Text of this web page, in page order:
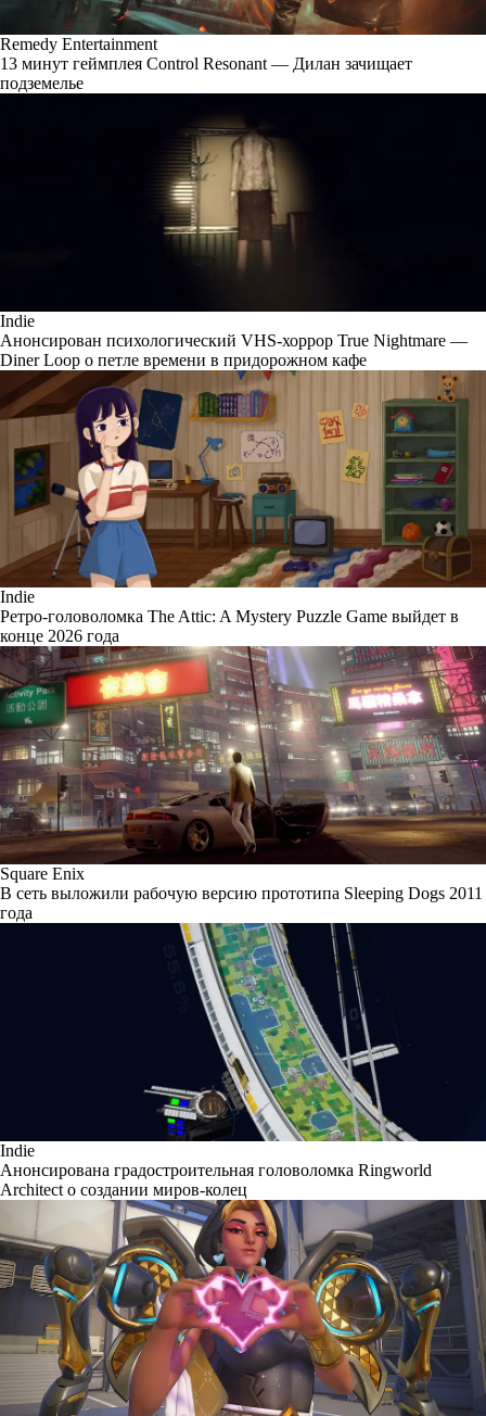
Remedy Entertainment
13 минут геймплея Control Resonant — Дилан зачищает
подземелье
Indie
Анонсирован психологический VHS-хоррор True Nightmare —
Diner Loop о петле времени в придорожном кафе
Indie
Ретро-головоломка The Attic: A Mystery Puzzle Game выйдет в
конце 2026 года
Square Enix
В сеть выложили рабочую версию прототипа Sleeping Dogs 2011
года
Indie
Анонсирована градостроительная головоломка Ringworld
Architect о создании миров-колец